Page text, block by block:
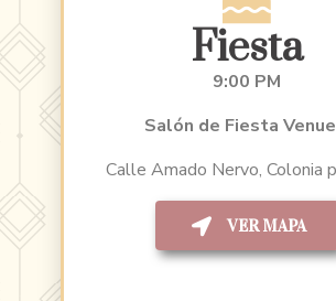
Fiesta
9:00 PM
Salón de Fiesta
Calle Amado Nervo, Colonia
VER MAPA